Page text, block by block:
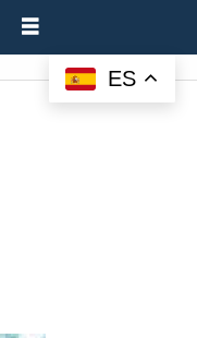
ES
Bitcoin: $62.760,11